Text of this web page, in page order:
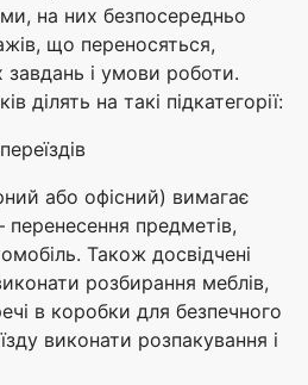
на них безпосередньо
що переносяться,
завдань і умови роботи.
ділять на такі підкатегорії:
або офісний) вимагає
перенесення предметів,
Також досвідчені
розбирання меблів,
в коробки для безпечного
виконати розпакування і